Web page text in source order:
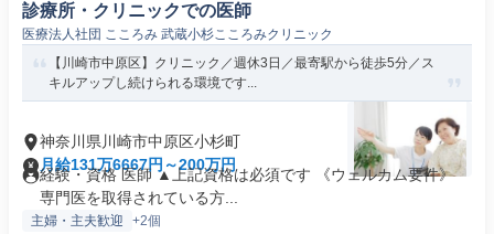
診療所・クリニックでの医師
医療法人社団 こころみ 武蔵小杉こころみクリニック
【川崎市中原区】クリニック／週休3日／最寄駅から徒歩5分／ス
キルアップし続けられる環境です...
神奈川県川崎市中原区小杉町
月給131万6667円～200万円
経験・資格 医師 ▲上記資格は必須です 《ウェルカム要件》
専門医を取得されている方...
主婦・主夫歓迎 +2個